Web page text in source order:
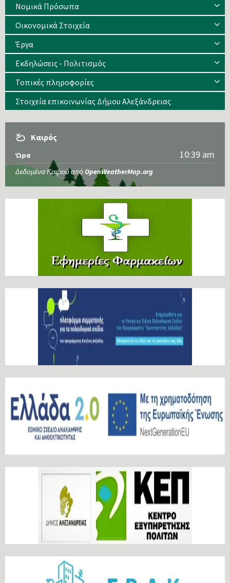
Νομικά Πρόσωπα
Οικονομικά Στοιχεία
Έργα
Εκδηλώσεις - Πολιτισμός
Τοπικές πληροφορίες
Στοιχεία επικοινωνίας Δήμου Αλεξάνδρειας
Καιρός
Ώρα 10:39 am
Δεδομένα Καιρού από OpenWeatherMap.org